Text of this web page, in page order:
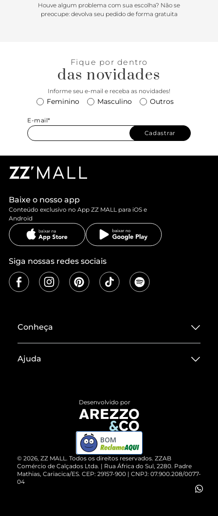
Houve algum problema com sua escolha? Não se
preocupe: devolva seu pedido de forma gratuita
Fique por dentro
das novidades
Informe seu e-mail e receba as novidades!
Feminino Masculino Outros
E-mail*
Cadastrar
Baixe o nosso app
Conteúdo exclusivo no App ZZ MALL para iOS e
Android
Siga nossas redes sociais
Conheça
Termos de Uso
ZZ MALL é confiável
Cartão Presente
Vendas Corporativas
Ajuda
Devolução do Produto
Compre pelo WhatsApp
© 2026, ZZ MALL. Todos os direitos reservados. ZZAB
Comércio de Calçados Ltda. | Rua África do Sul, 2280. Padre
Mathias, Cariacica/ES. CEP: 29157-900 | CNPJ: 07.900.208/0077-
04
Desenvolvido por
BOM